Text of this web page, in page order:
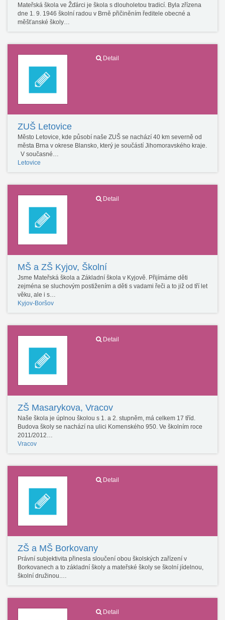
Mateřská škola ve Žďárci je škola s dlouholetou tradicí. Byla zřízena
dne 1. 9. 1946 školní radou v Brně přičiněním ředitele obecné a
měšťanské školy…
Detail
ZUŠ Letovice
Město Letovice, kde působí naše ZUŠ se nachází 40 km severně od
města Brna v okrese Blansko, který je součástí Jihomoravského kraje.
V současné…
Letovice
Detail
MŠ a ZŠ Kyjov, Školní
Jsme Mateřská škola a Základní škola v Kyjově. Přijímáme děti
zejména se sluchovým postižením a děti s vadami řeči a to již od tří let
věku, ale i s…
Kyjov-Boršov
Detail
ZŠ Masarykova, Vracov
Naše škola je úplnou školou s 1. a 2. stupněm, má celkem 17 tříd.
Budova školy se nachází na ulici Komenského 950. Ve školním roce
2011/2012…
Vracov
Detail
ZŠ a MŠ Borkovany
Právní subjektivita přinesla sloučení obou školských zařízení v
Borkovanech a to základní školy a mateřské školy se školní jídelnou,
školní družinou.…
Detail